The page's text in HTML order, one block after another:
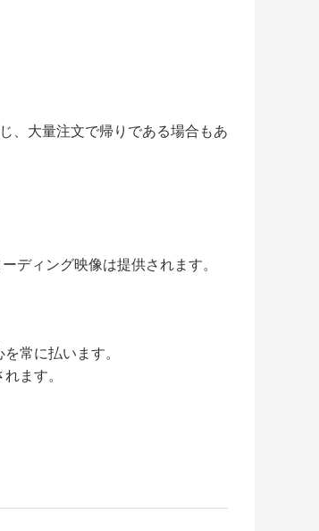
、大量注文で帰りである場合もあ
ディング映像は提供されます。
常に払います。
ます。